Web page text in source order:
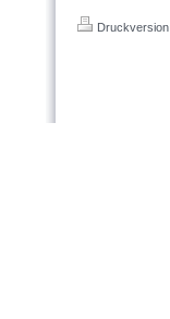
Druckversion